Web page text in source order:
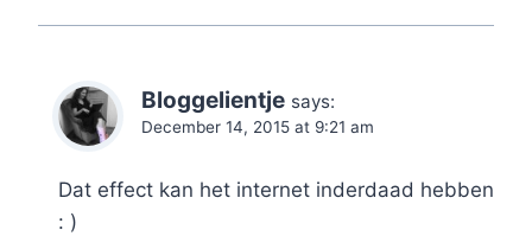
Bloggelientje says:
December 14, 2015 at 9:21 am
Dat effect kan het internet inderdaad hebben
: )